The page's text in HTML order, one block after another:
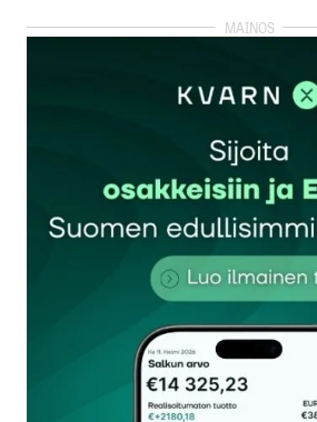
rekisteröityä
Sähköpostiosoitettasi ei julkaista.
kentät on merkitty*
Kommentti*